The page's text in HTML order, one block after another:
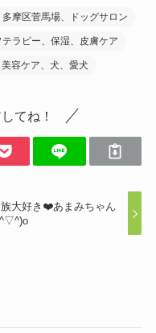
摩区菅馬場、ドッグサロン
ラピー、保湿、皮膚ケア
美容ケア、犬、愛犬
てね！
大好き❤️あまみちゃん